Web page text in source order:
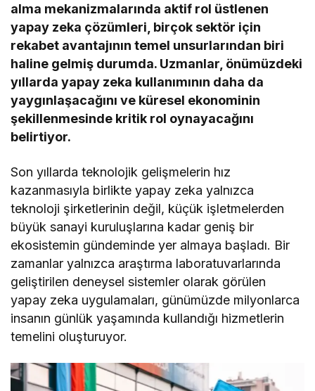
alma mekanizmalarında aktif rol üstlenen
yapay zeka çözümleri, birçok sektör için
rekabet avantajının temel unsurlarından biri
haline gelmiş durumda. Uzmanlar, önümüzdeki
yıllarda yapay zeka kullanımının daha da
yaygınlaşacağını ve küresel ekonominin
şekillenmesinde kritik rol oynayacağını
belirtiyor.
Son yıllarda teknolojik gelişmelerin hız
kazanmasıyla birlikte yapay zeka yalnızca
teknoloji şirketlerinin değil, küçük işletmelerden
büyük sanayi kuruluşlarına kadar geniş bir
ekosistemin gündeminde yer almaya başladı. Bir
zamanlar yalnızca araştırma laboratuvarlarında
geliştirilen deneysel sistemler olarak görülen
yapay zeka uygulamaları, günümüzde milyonlarca
insanın günlük yaşamında kullandığı hizmetlerin
temelini oluşturuyor.